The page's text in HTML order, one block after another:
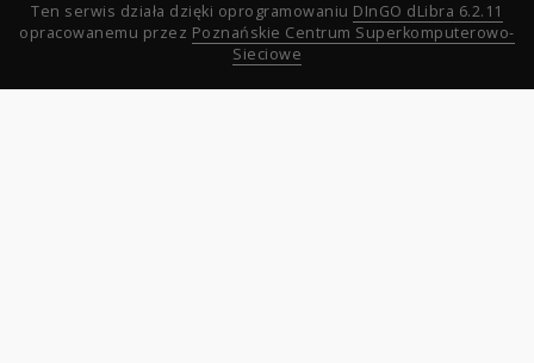
Ten serwis działa dzięki oprogramowaniu DInGO dLibra 6.2.11
opracowanemu przez Poznańskie Centrum Superkomputerowo-
Sieciowe